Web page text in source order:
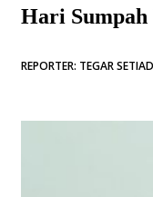
Hari Sumpah
REPORTER: TEGAR